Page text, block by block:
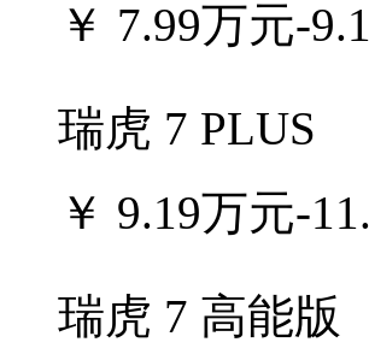
￥ 7.99万元-
瑞虎 7 PLUS
￥ 9.19万元-
瑞虎 7 高能版